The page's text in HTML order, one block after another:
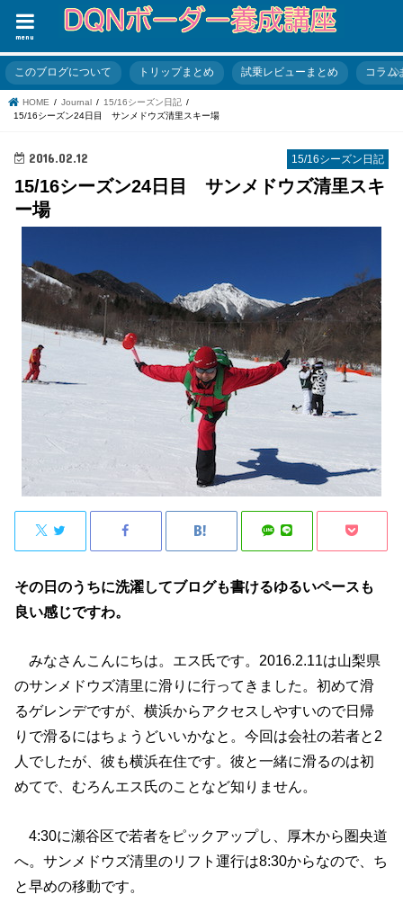
menu
このブログについて トリップまとめ 試乗レビューまとめ コラム
HOME Journal
15/16シーズン日記
15/16シーズン24日目 サンメドウズ清里スキー場
15/16シーズン日記
2016.02.12
15/16シーズン24日目 サンメドウズ清里スキ
ー場
その日のうちに洗濯してブログも書けるゆるいペースも
良い感じですわ。
みなさんこんにちは。エス氏です。2016.2.11は山梨県
のサンメドウズ清里に滑りに行ってきました。初めて滑
るゲレンデですが、横浜からアクセスしやすいので日帰
りで滑るにはちょうどいいかなと。今回は会社の若者と2
人でしたが、彼も横浜在住です。彼と一緒に滑るのは初
めてで、むろんエス氏のことなど知りません。
4:30に瀬谷区で若者をピックアップし、厚木から圏央道
へ。サンメドウズ清里のリフト運行は8:30からなので、ち
と早めの移動です。